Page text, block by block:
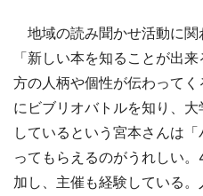
地域の読み聞かせ活動に関
「新しい本を知ることが出
方の人柄や個性が伝わって
にビブリオバトルを知り、
しているという宮本さんは
ってもらえるのがうれしい
加し、主催も経験している